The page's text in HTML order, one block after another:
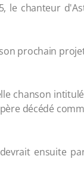
le chanteur
prochain
chanson
décédé
ensuite